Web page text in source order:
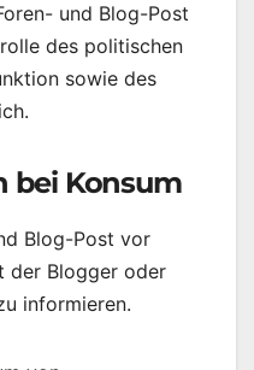
und Blog-Post
des politischen
sowie des
bei Konsum
Blog-Post vor
der Blogger oder
informieren.